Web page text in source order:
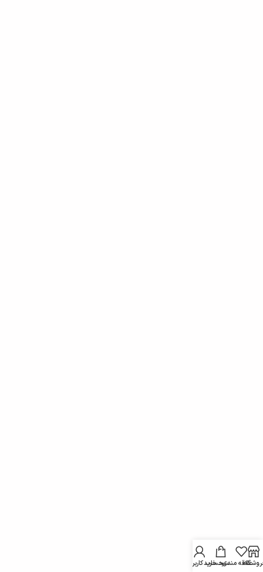
علاقه مندیسبد خرید
حساب کاربری من